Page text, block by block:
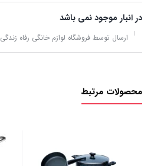
در انبار موجود نمی باشد
ارسال توسط فروشگاه لوازم خانگی رفاه زندگی
محصولات مرتبط